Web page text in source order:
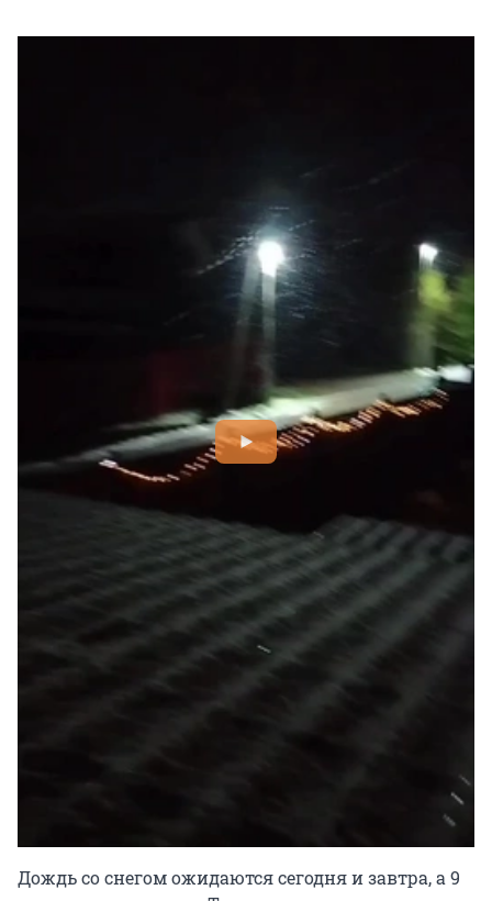
Дождь со снегом ожидаются сегодня и завтра, а 9